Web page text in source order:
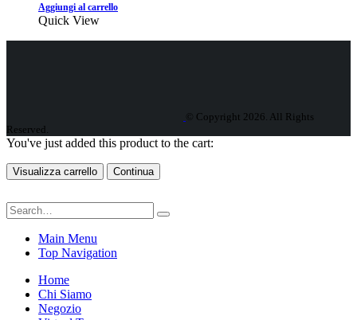
Aggiungi al carrello
Quick View
© Copyright 2026. All Rights
Reserved.
You've just added this product to the cart:
Visualizza carrello Continua
Main Menu
Top Navigation
Home
Chi Siamo
Negozio